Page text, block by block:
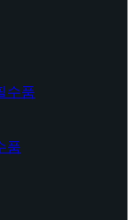
수품
품